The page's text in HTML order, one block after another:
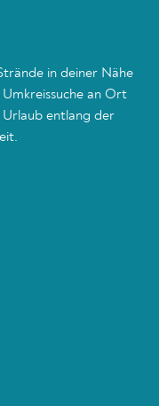
in deiner Nähe
an Ort
Urlaub entlang der